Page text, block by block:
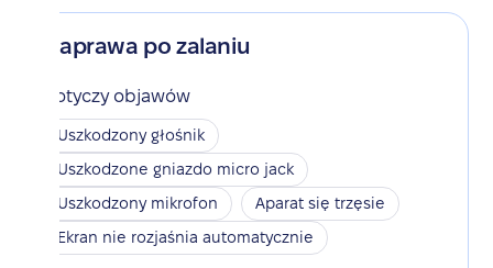
Naprawa po zalaniu
Dotyczy objawów
Uszkodzony głośnik
Uszkodzone gniazdo micro jack
Uszkodzony mikrofon
Aparat się trzęsie
Ekran nie rozjaśnia automatycznie